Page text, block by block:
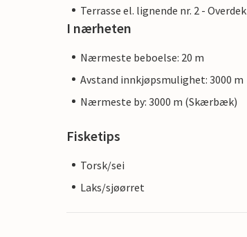
Terrasse el. lignende nr. 2 -
I nærheten
Nærmeste beboelse: 20 m
Avstand innkjøpsmulighet: 3000 m
Nærmeste by: 3000 m (Skærbæk)
Fisketips
Torsk/sei
Laks/sjøørret